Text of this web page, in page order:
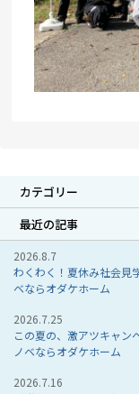
カテゴリー
最近の記事
2026.8.7
わくわく！夏休み社会見
ベならオダケホーム
2026.7.25
この夏の、激アツキャン
ノベならオダケホーム
2026.7.16